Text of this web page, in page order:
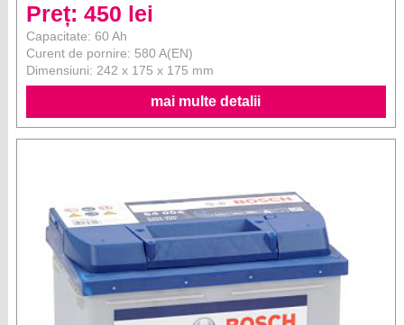
Preț: 450 lei
Capacitate: 60 Ah
Curent de pornire: 580 A(EN)
Dimensiuni: 242 x 175 x 175 mm
mai multe detalii